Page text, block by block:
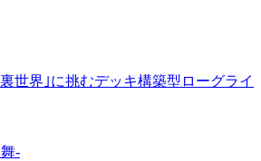
世界｣に挑むデッキ構築型ローグライ
-